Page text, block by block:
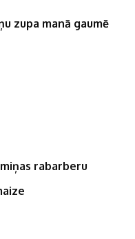
zupa manā gaumē
rabarberu